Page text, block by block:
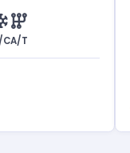
CA/T